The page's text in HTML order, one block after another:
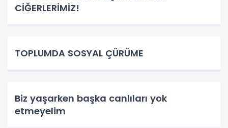
CİĞERLERİMİZ!
TOPLUMDA SOSYAL ÇÜRÜME
Biz yaşarken başka canlıları yok
etmeyelim